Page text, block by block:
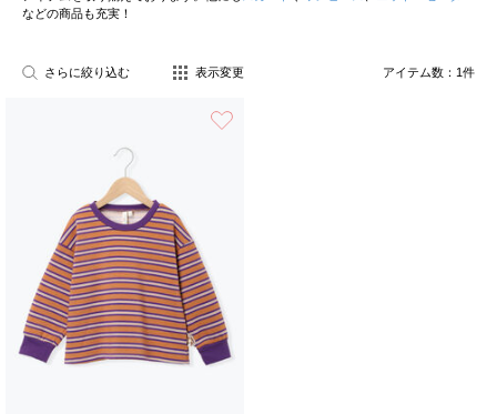
などの商品も充実！
さらに絞り込む 表示変更 アイテム数： 1件